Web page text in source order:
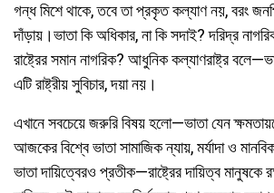
গন্ধ মিশে থাকে, তবে তা প্রকৃত কল্যাণ নয়, বরং
দাঁড়ায়।ভাতা কি অধিকার, না কি সদাই? দরিদ্র
রাষ্ট্রের সমান নাগরিক? আধুনিক কল্যাণরাষ্ট্র
এটি রাষ্ট্রীয় সুবিচার, দয়া নয়।
এখানে সবচেয়ে জরুরি বিষয় হলো—ভাতা যেন
আজকের বিশ্বে ভাতা সামাজিক ন্যায়, মর্যাদা ও
ভাতা দায়িত্বেরও প্রতীক—রাষ্ট্রের দায়িত্ব মানুষকে